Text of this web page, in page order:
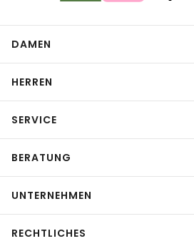
DAMEN
HERREN
SERVICE
BERATUNG
UNTERNEHMEN
RECHTLICHES